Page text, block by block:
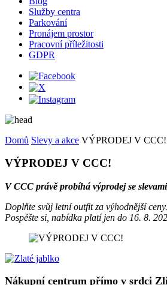
Služby centra
Parkování
Pronájem prostor
Pracovní příležitosti
GDPR
Domů Slevy a akce VÝPRODEJ V CCC!
VÝPRODEJ V CCC!
V CCC právě probíhá výprodej se
Doplňte svůj letní outfit za výhodnější ceny.
Pospěšte si, nabídka platí jen do 16. 8.
Nákupní centrum přímo v srdci